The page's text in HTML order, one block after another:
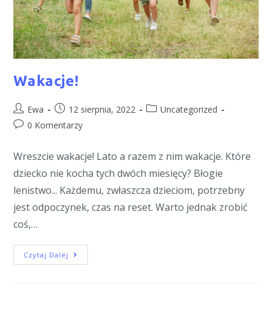
Wakacje!
Ewa 12 sierpnia, 2022
Uncategorized
0 Komentarzy
Wreszcie wakacje! Lato a razem z nim wakacje. Które
dziecko nie kocha tych dwóch miesięcy? Błogie
lenistwo... Każdemu, zwłaszcza dzieciom, potrzebny
jest odpoczynek, czas na reset. Warto jednak zrobić
coś,…
Czytaj Dalej